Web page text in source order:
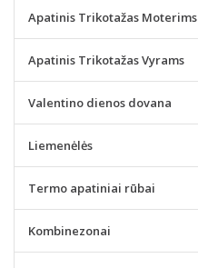
Apatinis Trikotažas Moterims
Apatinis Trikotažas Vyrams
Valentino dienos dovana
Liemenėlės
Termo apatiniai rūbai
Kombinezonai